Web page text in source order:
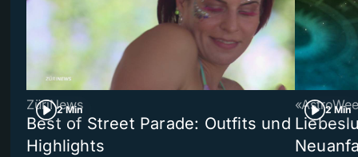
2 Min
ZüriNews
Best of Street Parade: Outfits und
Highlights
2 Min